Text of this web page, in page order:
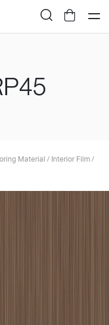
Material/Interior Film/